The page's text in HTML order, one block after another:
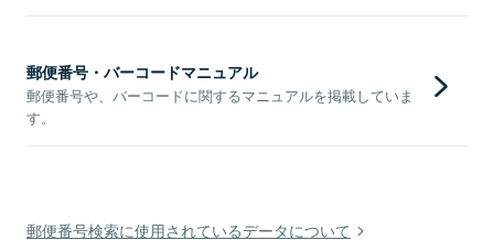
郵便番号・バーコードマニュアル
郵便番号や、バーコードに関するマニュアルを掲載していま
す。
郵便番号検索に使用されているデータについて